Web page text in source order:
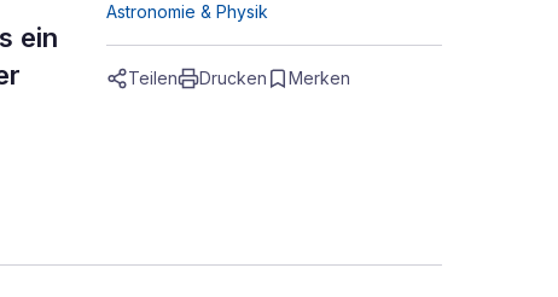
ein
Astronomie & Physik
Teilen Drucken Merken